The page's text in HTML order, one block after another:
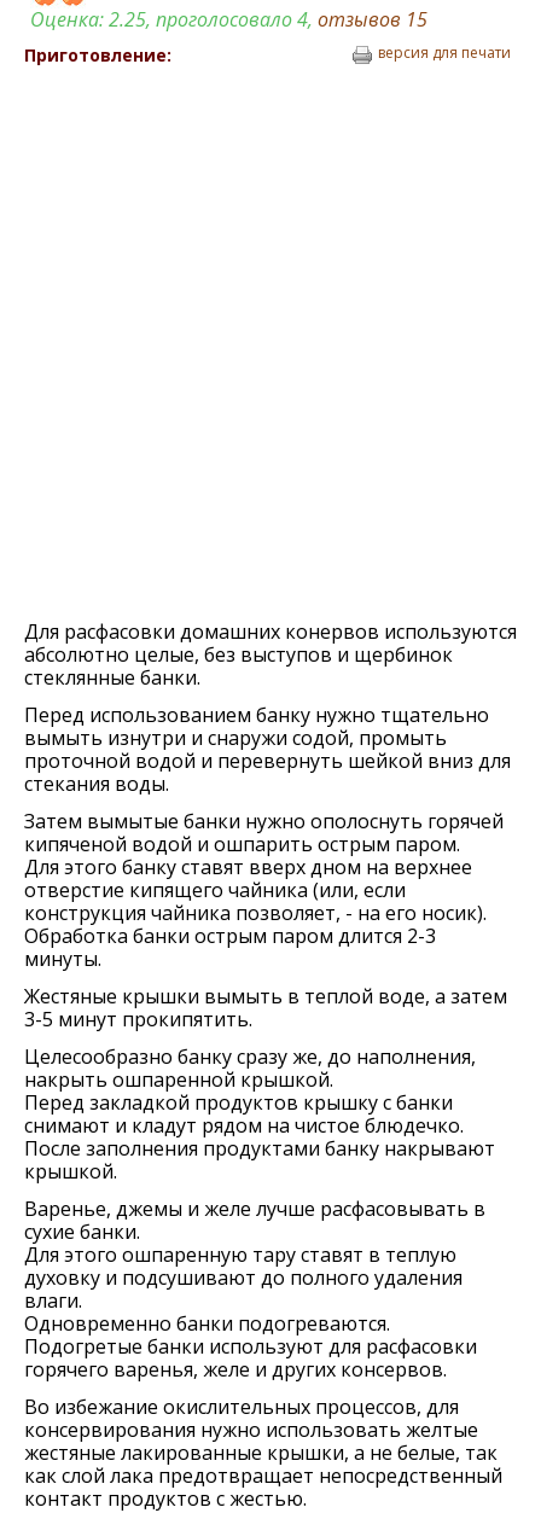
Оценка:2.25, проголосовало 4, отзывов 15
Приготовление: версия для печати
Для расфасовки домашних конервов используются
абсолютно целые, без выступов и щербинок
стеклянные банки.
Перед использованием банку нужно тщательно
вымыть изнутри и снаружи содой, промыть
проточной водой и перевернуть шейкой вниз для
стекания воды.
Затем вымытые банки нужно ополоснуть горячей
кипяченой водой и ошпарить острым паром.
Для этого банку ставят вверх дном на верхнее
отверстие кипящего чайника (или, если
конструкция чайника позволяет, - на его носик).
Обработка банки острым паром длится 2-3
минуты.
Жестяные крышки вымыть в теплой воде, а затем
3-5 минут прокипятить.
Целесообразно банку сразу же, до наполнения,
накрыть ошпаренной крышкой.
Перед закладкой продуктов крышку с банки
снимают и кладут рядом на чистое блюдечко.
После заполнения продуктами банку накрывают
крышкой.
Варенье, джемы и желе лучше расфасовывать в
сухие банки.
Для этого ошпаренную тару ставят в теплую
духовку и подсушивают до полного удаления
влаги.
Одновременно банки подогреваются.
Подогретые банки используют для расфасовки
горячего варенья, желе и других консервов.
Во избежание окислительных процессов, для
консервирования нужно использовать желтые
жестяные лакированные крышки, а не белые, так
как слой лака предотвращает непосредственный
контакт продуктов с жестью.